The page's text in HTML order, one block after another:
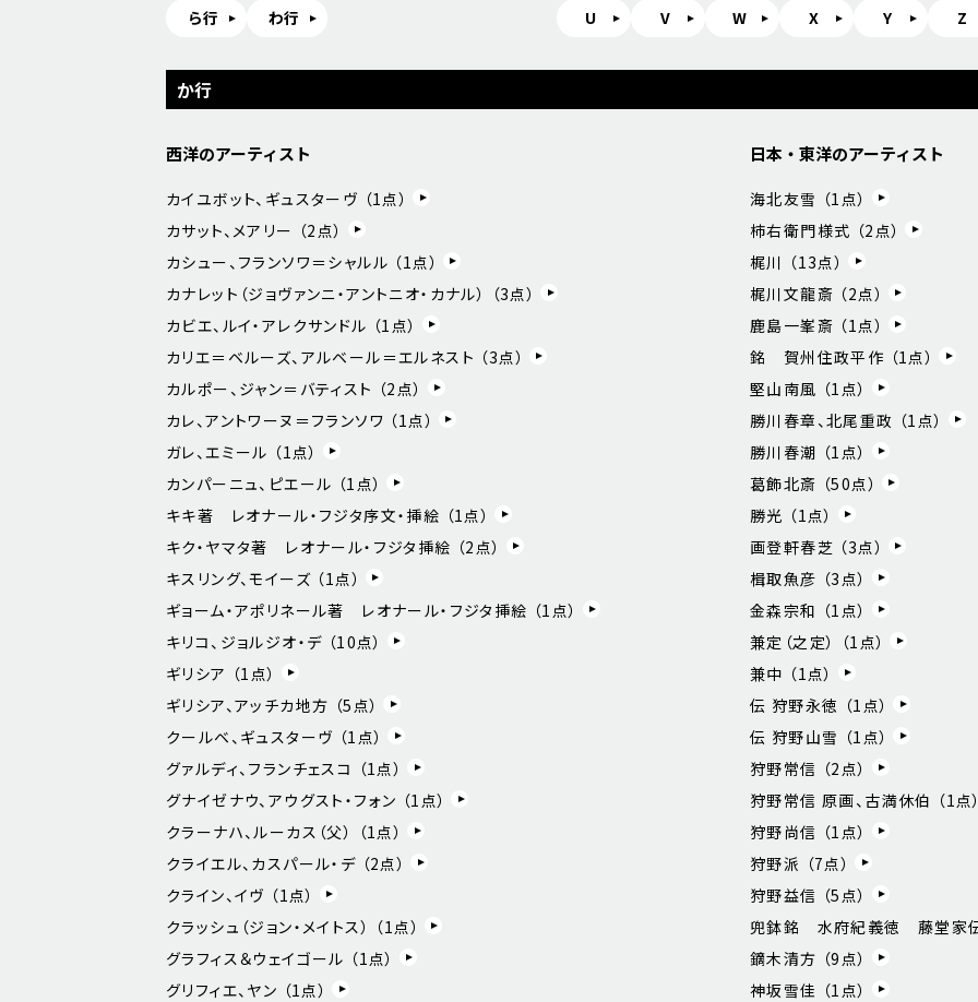
ら行
わ行
U
V W X Y Z
か行
西洋のアーティスト
カイユボット、ギュスターヴ （1点）
カサット、メアリー （2 点）
カシュー、フランソワ＝シャルル （1点）
カナレット（ジョヴァンニ・アントニオ・カナル） （3点）
カビエ、ルイ・アレクサンドル （1 点）
カリエ＝ベルーズ、アルベール＝エルネスト （3点）
カルポー、ジャン＝バティスト （2 点）
カレ、アントワーヌ＝フランソワ （1点）
ガレ、エミール （1点）
カンパーニュ、ピエール （1 点）
キキ著 レオナール・フジタ序文・挿絵 （1点）
キク・ヤマタ著 レオナール・フジタ挿絵 （2 点）
キスリング、モイーズ （1点）
ギョーム・アポリネール著 レオナール・フジタ挿絵 （1 点）
キリコ、ジョルジオ・デ （10点）
ギリシア （1 点）
ギリシア、アッチカ地方 （5 点）
クールベ、ギュスターヴ （1 点）
グァルディ、フランチェスコ （1点）
グナイゼナウ、アウグスト・フォン （1 点）
クラーナハ、ルーカス（父） （1点）
クライエル、カスパール・デ （2点）
クライン、イヴ （1点）
クラッシュ（ジョン・メイトス） （1点）
グラフィス＆ウェイゴール （1点）
グリフィエ、ヤン （1点）
日本・東洋のアーティスト
海北友雪 （1 点）
柿右衛門様式 （2 点）
梶川 （13点）
梶川文龍斎 （2点）
鹿島一峯斎 （1点）
銘 賀州住政平作 （1点）
堅山南風 （1 点）
勝川春章、北尾重政 （1 点）
勝川春潮 （1 点）
葛飾北斎 （50点）
勝光 （1点）
画登軒春芝 （3点）
楫取魚彦 （3 点）
金森宗和 （1 点）
兼定（之定） （1 点）
兼中 （1点）
伝 狩野永徳 （1 点）
伝 狩野山雪 （1 点）
狩野常信 （2 点）
狩野常信 原画、古満休伯 （1点
狩野尚信 （1 点）
狩野派 （7点）
狩野益信 （5 点）
兜鉢銘 水府紀義徳 藤堂家
鏑木清方 （9 点）
神坂雪佳 （1 点）